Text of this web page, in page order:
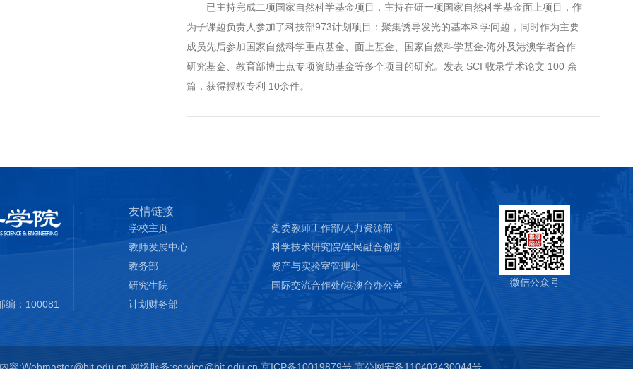
已主持完成二项国家自然科学基金项目，主持在研一项国家自然科学基金面上项目，作
为子课题负责人参加了科技部973计划项目：聚集诱导发光的基本科学问题，同时作为主要
成员先后参加国家自然科学重点基金、面上基金、国家自然科学基金-海外及港澳学者合作
研究基金、教育部博士点专项资助基金等多个项目的研究。发表 SCI 收录学术论文 100 余
篇，获得授权专利 10余件。
编：100081
友情链接
学校主页
党委教师工作部/人力资源部
教师发展中心
科学技术研究院/军民融合创新研究院
教务部
资产与实验室管理处
研究生院
国际交流合作处/港澳台办公室
计划财务部
微信公众号